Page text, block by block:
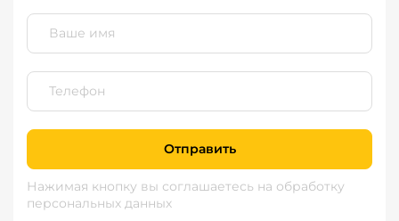
Отправить
Нажимая кнопку вы соглашаетесь на обработку
персональных данных